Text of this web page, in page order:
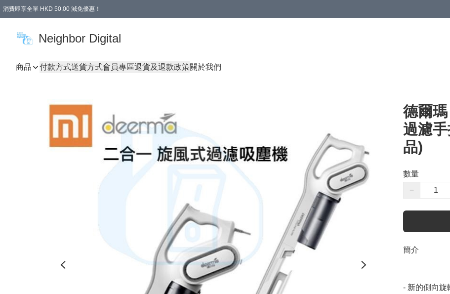
消費即享全單 HKD 50.00 減免優惠！
Neighbor Digital
商品 付款方式送貨方式會員專區退貨及退款政策關於我們
德爾
過濾
品)
數量
−
簡介
- 新的側向旋